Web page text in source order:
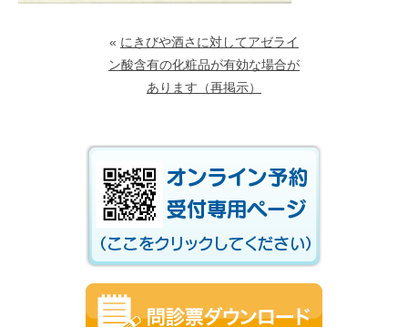
« にきびや酒さに対してアゼライ
ン酸含有の化粧品が有効な場合が
あります（再掲示）